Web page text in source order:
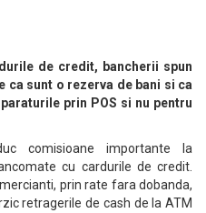
de credit, bancherii spun
ca sunt o rezerva de bani si ca
prin POS si nu pentru
comisioane importante la
cu cardurile de credit.
prin rate fara dobanda,
retragerile de cash de la ATM